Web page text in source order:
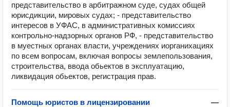
представительство в арбитражном суде, судах общей
юрисдикции, мировых судах; - представительство
интересов в УФАС, в административных комиссиях
контрольно-надзорных органов РФ, - представительство
в муестных органах власти, учреждениях иорганихациях
по всем вопросам, включая вопросы землепользования,
строительства, ввода обьектов в эксплуатацию,
ликвидация обьектов, регистрация прав.
Помощь юристов в лицензировании
—